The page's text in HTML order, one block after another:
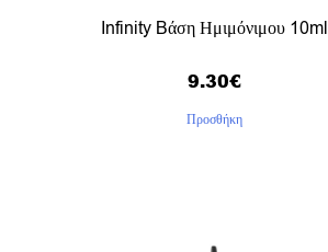
Infinity Bάση Ημιμόνιμου 10ml
9.30€
Προσθήκη